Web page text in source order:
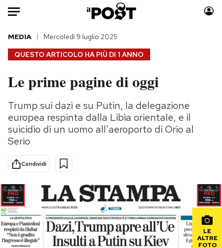
Auto
HOME
Italia
Politica
Tecnologia
Scienza
Cultura
Sport
Moda
Consumismi
Storie/Idee
Altrecose
Mondiali calcio 2026
PODCAST
QUESTO ARTICOLO HA PIÙ DI 1 ANNO
MEDIA Mercoledì 9 luglio 2025
Le prime pagine di oggi
Trump sui dazi e su Putin, la delegazione
europea respinta dalla Libia orientale, e il
suicidio di un uomo all'aeroporto di Orio al
Serio
Condividi
LE
ALTRE
FOTO